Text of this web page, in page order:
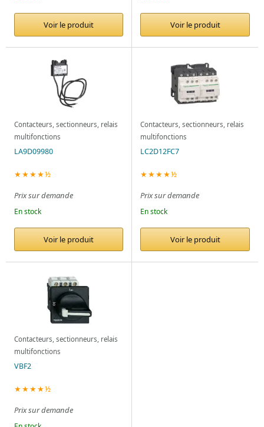
Voir le produit Voir le produit
Contacteurs, sectionneurs, relais
multifonctions
LA9D09980
★★★★½
Prix sur demande
En stock
Voir le produit
Contacteurs, sectionneurs, relais
multifonctions
LC2D12FC7
★★★★½
Prix sur demande
En stock
Voir le produit
Contacteurs, sectionneurs, relais
multifonctions
VBF2
★★★★½
Prix sur demande